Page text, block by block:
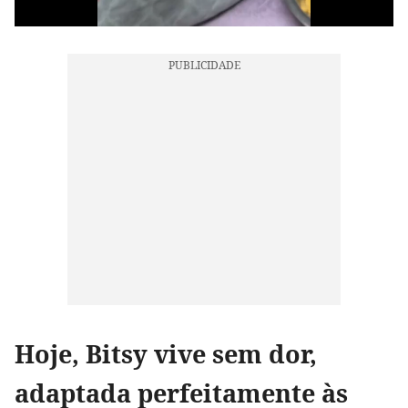
Hoje, Bitsy vive sem dor,
adaptada perfeitamente às